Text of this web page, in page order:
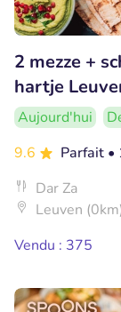
2 mezze +
hartje
Aujourd'hui
9.6
Parfait •
Dar Za
Leuven
Vendu : 375